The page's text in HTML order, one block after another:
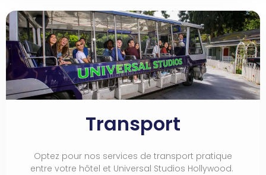
Transport
Optez pour nos services de transport pratique
entre votre hôtel et Universal Studios Hollywood.